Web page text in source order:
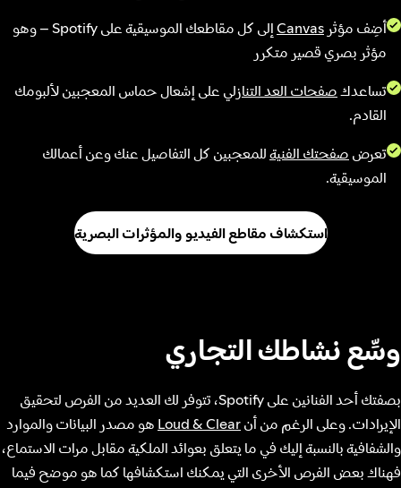
أضِف مؤثر Canvas
إلى كل مقاطعك الموسيقية على Spotify – وهو
مؤثر بصري قصير متكرر
تساعدكصفحات العد التنازلي على إشعال حماس المعجبين لألبومك
القادم.
تعرض صفحتك الفنيةللمعجبين كل التفاصيل عنك وعن أعمالك
الموسيقية.
استكشاف مقاطع الفيديو والمؤثرات البصرية
وسِّع نشاطك التجاري
بصفتك أحد الفنانين على Spotify، تتوفر لك العديد من الفرص لتحقيق
الإيرادات. وعلى الرغم من أنLoud & Clear هو مصدر البيانات والموارد
والشفافية بالنسبة إليك في ما يتعلق بعوائد الملكية مقابل مرات الاستماع،
فهناك بعض الفرص الأخرى التي يمكنك استكشافها كما هو موضح فيما